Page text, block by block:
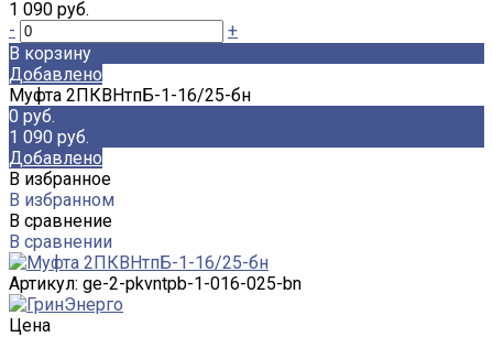
1 090 руб.
-
+
В корзину
Добавлено
Муфта 2ПКВНтпБ-1-16/25-бн
0 руб.
1 090 руб.
Добавлено
В избранное
В избранном
В сравнение
В сравнении
Артикул: ge-2-pkvntpb-1-016-025-bn
Цена